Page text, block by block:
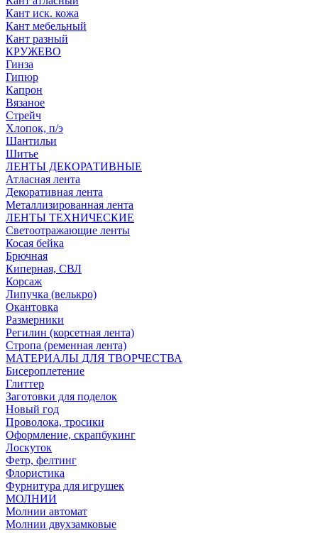
Кант иск. кожа
Кант мебельный
Кант разный
КРУЖЕВО
Гинза
Гипюр
Капрон
Вязаное
Стрейч
Хлопок, п/э
Шантильи
Шитье
ЛЕНТЫ ДЕКОРАТИВНЫЕ
Атласная лента
Декоративная лента
Металлизированная лента
ЛЕНТЫ ТЕХНИЧЕСКИЕ
Светоотражающие ленты
Косая бейка
Брючная
Киперная, СВЛ
Корсаж
Липучка (велькро)
Окантовка
Размерники
Регилин (корсетная лента)
Стропа (ременная лента)
МАТЕРИАЛЫ ДЛЯ ТВОРЧЕСТВА
Бисероплетение
Глиттер
Заготовки для поделок
Новый год
Проволока, тросики
Оформление, скрапбукинг
Лоскуток
Фетр, фелтинг
Флористика
Фурнитура для игрушек
МОЛНИИ
Молнии автомат
Молнии двухзамковые